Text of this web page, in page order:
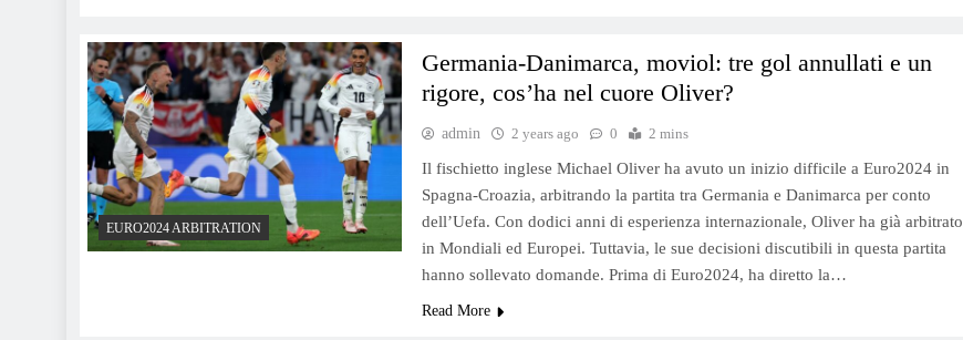
EURO2024 ARBITRATION
Germania-Danimarca, moviol: tre gol annullati e un
rigore, cos’ha nel cuore Oliver?
admin 2 years ago 0 2 mins
Il fischietto inglese Michael Oliver ha avuto un inizio difficile a Euro2024 in
Spagna-Croazia, arbitrando la partita tra Germania e Danimarca per conto
dell’Uefa. Con dodici anni di esperienza internazionale, Oliver ha già arbitrato
in Mondiali ed Europei. Tuttavia, le sue decisioni discutibili in questa partita
hanno sollevato domande. Prima di Euro2024, ha diretto la…
Read More